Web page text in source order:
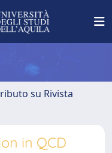
su Rivista
in QCD